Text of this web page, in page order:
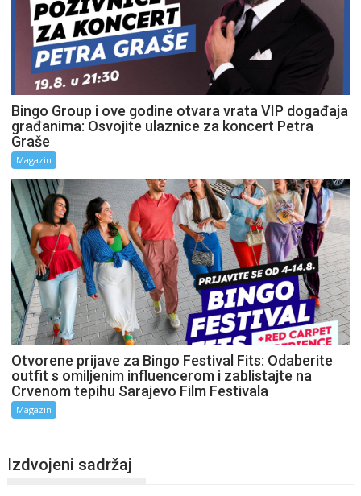
Bingo Group i ove godine otvara vrata VIP događaja
građanima: Osvojite ulaznice za koncert Petra
Graše
Magazin
Otvorene prijave za Bingo Festival Fits: Odaberite
outfit s omiljenim influencerom i zablistajte na
Crvenom tepihu Sarajevo Film Festivala
Magazin
Izdvojeni sadržaj